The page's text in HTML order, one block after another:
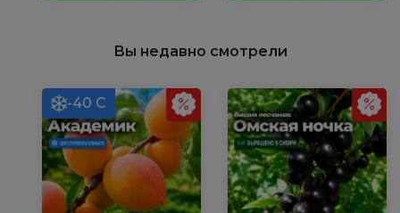
Сандей
Вы недавно смотрели
-40 С